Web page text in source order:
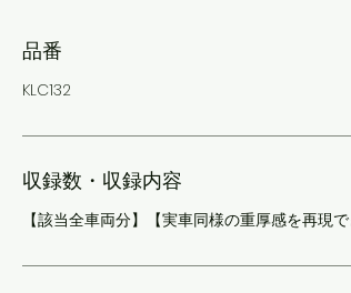
品番
KLC132
収録数・収録内容
【該当全車両分】【実車同様の重厚感を再現